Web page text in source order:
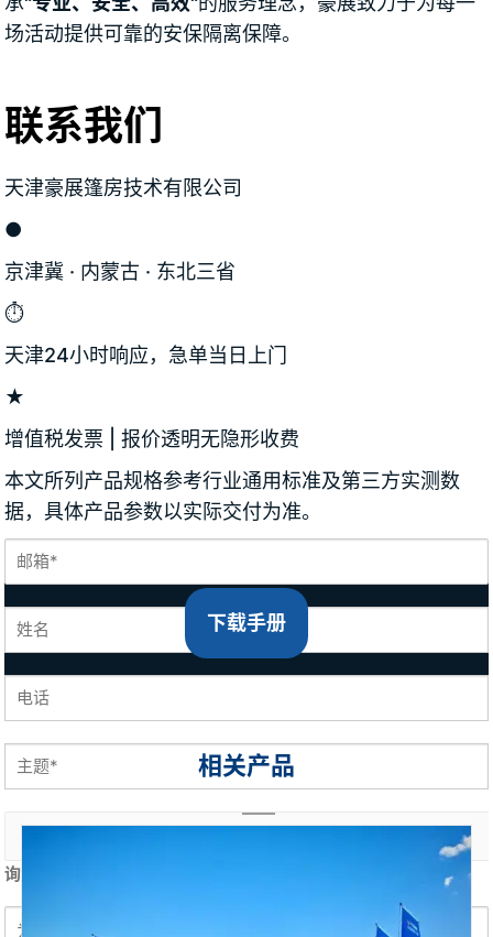
场活动提供可靠的安保隔离保障。
联系我们
天津豪展篷房技术有限公司
●
京津冀 · 内蒙古 · 东北三省
⏱
天津24小时响应，急单当日上门
★
增值税发票 | 报价透明无隐形收费
本文所列产品规格参考行业通用标准及第三方实测数
据，具体产品参数以实际交付为准。
询盘内容 *
下载手册
相关产品